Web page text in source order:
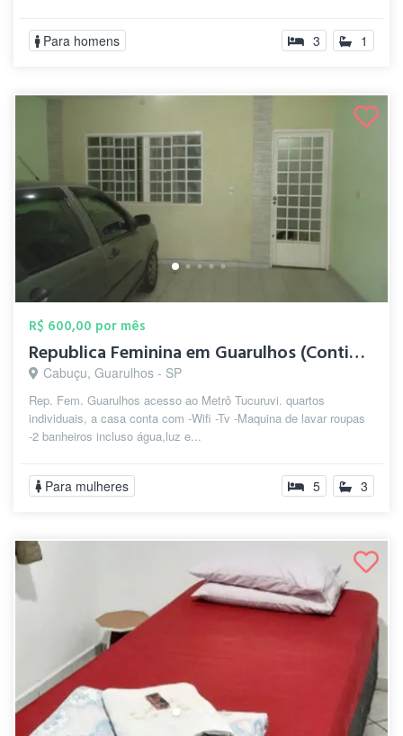
Para homens 3 1
R$ 600,00 por mês
Republica Feminina em Guarulhos (Contine...
Cabuçu, Guarulhos - SP
Rep. Fem. Guarulhos acesso ao Metrô Tucuruvi. quartos
individuais, a casa conta com -Wifi -Tv -Maquina de lavar roupas
-2 banheiros incluso água,luz e...
Para mulheres 5 3